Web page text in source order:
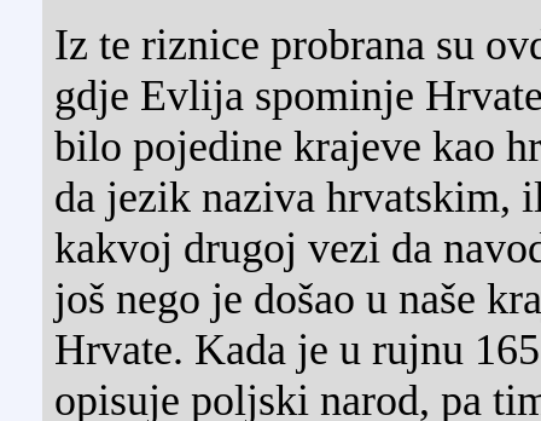
Iz te riznice probrana su
gdje Evlija spominje
bilo pojedine krajeve kao
da jezik naziva hrvatskim,
kakvoj drugoj vezi da
još nego je došao u naše
Hrvate. Kada je u rujnu
opisuje poljski narod, pa